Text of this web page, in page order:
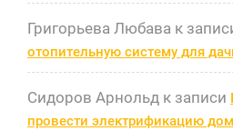
Григорьева Любава к
отопительную систему для
Сидоров Арнольд к записи
провести электрификацию